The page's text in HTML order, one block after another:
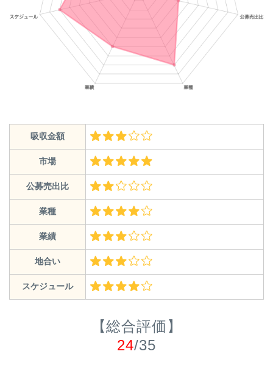
吸収金額
市場
公募売出比
業種
業績
地合い
スケジュール
【総合評価】
24/35